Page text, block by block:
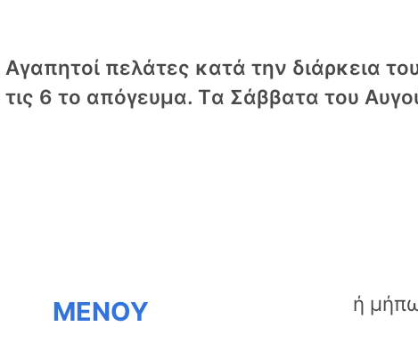
Αγαπητοί πελάτες κατά την διάρκεια
τις 6 το απόγευμα. Tα Σάββατα του
ΜΕΝΟΥ